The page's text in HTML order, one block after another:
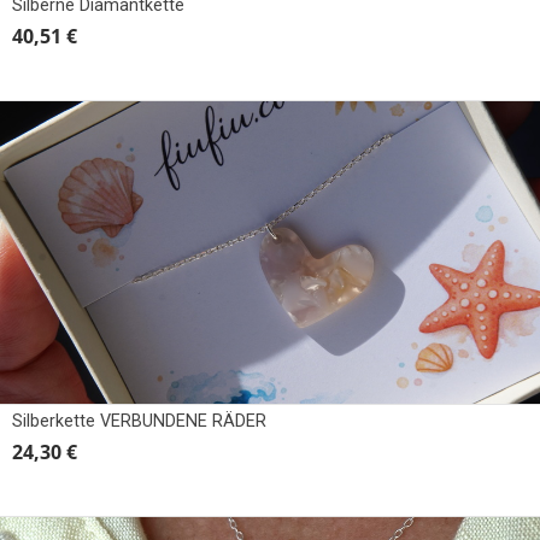
Silberne Diamantkette
40,51 €
Silberkette VERBUNDENE RÄDER
24,30 €